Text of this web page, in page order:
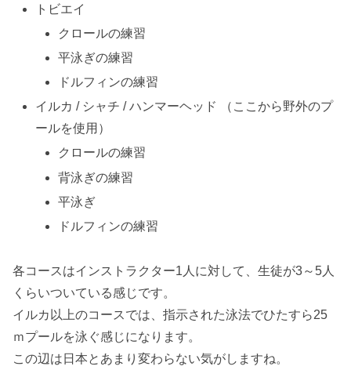
トビエイ
クロールの練習
平泳ぎの練習
ドルフィンの練習
イルカ / シャチ / ハンマーヘッド （ここから野外のプ
ールを使用）
クロールの練習
背泳ぎの練習
平泳ぎ
ドルフィンの練習
各コースはインストラクター1人に対して、生徒が3～5人
くらいついている感じです。
イルカ以上のコースでは、指示された泳法でひたすら25
ｍプールを泳ぐ感じになります。
この辺は日本とあまり変わらない気がしますね。